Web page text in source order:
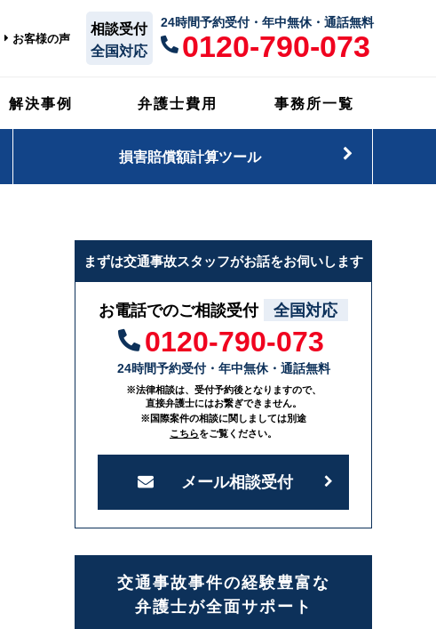
お客様の声
相談受付
全国対応
24時間予約受付・年中無休・通話無料
0120-790-073
解決事例 弁護士費用 事務所一覧
損害賠償額計算ツール
まずは交通事故スタッフがお話をお伺いします
お電話でのご相談受付 全国対応
0120-790-073
24時間予約受付・年中無休・通話無料
※法律相談は、受付予約後となりますので、
直接弁護士にはお繋ぎできません。
※国際案件の相談に関しましては別途
こちらをご覧ください。
メール相談受付
交通事故事件の経験豊富な
弁護士が全面サポート